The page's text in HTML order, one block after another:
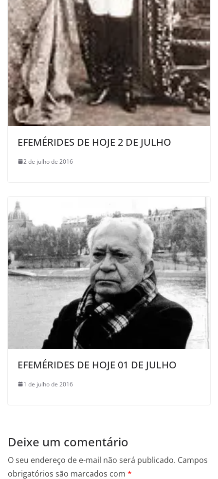
EFEMÉRIDES DE HOJE 2 DE JULHO
2 de julho de 2016
EFEMÉRIDES DE HOJE 01 DE JULHO
1 de julho de 2016
Deixe um comentário
O seu endereço de e-mail não será publicado. Campos
obrigatórios são marcados com *